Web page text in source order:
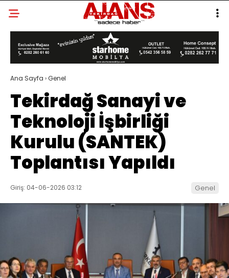
Ana Sayfa ›Genel
Tekirdağ Sanayi ve
Teknoloji İşbirliği
Kurulu (SANTEK)
Toplantısı Yapıldı
Giriş: 04-06-2026 03:12 Genel